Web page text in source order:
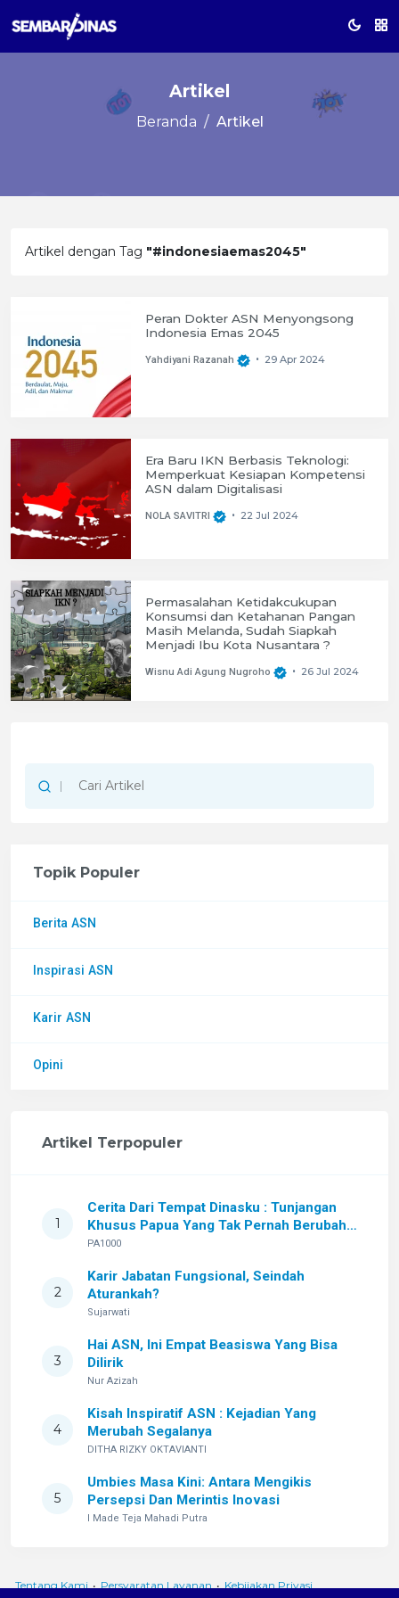
Artikel
Beranda Artikel
Artikel dengan Tag "#indonesiaemas2045"
Peran Dokter ASN Menyongsong
Indonesia Emas 2045
Yahdiyani Razanah • 29 Apr 2024
Era Baru IKN Berbasis Teknologi:
Memperkuat Kesiapan Kompetensi
ASN dalam Digitalisasi
NOLA SAVITRI • 22 Jul 2024
Permasalahan Ketidakcukupan
Konsumsi dan Ketahanan Pangan
Masih Melanda, Sudah Siapkah
Menjadi Ibu Kota Nusantara ?
Wisnu Adi Agung Nugroho • 26 Jul 2024
Topik Populer
Berita ASN
Inspirasi ASN
Karir ASN
Opini
Artikel Terpopuler
1
Cerita Dari Tempat Dinasku : Tunjangan
Khusus Papua Yang Tak Pernah Berubah
Setelah Sekian Lama
PA1000
2
Karir Jabatan Fungsional, Seindah
Aturankah?
Sujarwati
3
Hai ASN, Ini Empat Beasiswa Yang Bisa
Dilirik
Nur Azizah
4
Kisah Inspiratif ASN : Kejadian Yang
Merubah Segalanya
DITHA RIZKY OKTAVIANTI
5
Umbies Masa Kini: Antara Mengikis
Persepsi Dan Merintis Inovasi
I Made Teja Mahadi Putra
Tentang Kami • Persyaratan Layanan • Kebijakan Privasi